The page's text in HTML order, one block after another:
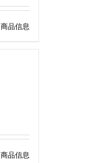
商品信息
商品信息